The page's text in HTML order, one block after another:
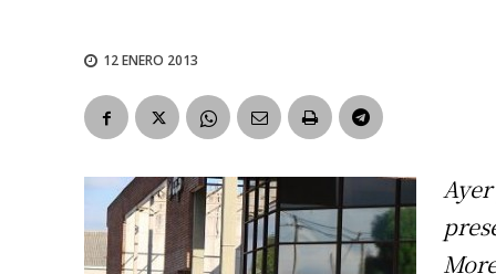
12 ENERO 2013